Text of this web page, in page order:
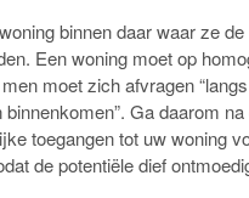
binnen daar waar ze
Een woning moet op
moet zich afvragen
Ga daarom na
toegangen tot uw woning
de potentiële dief